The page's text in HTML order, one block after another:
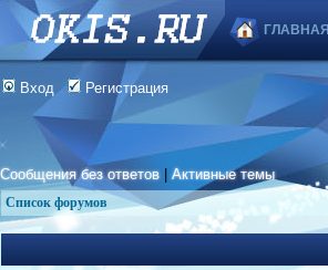
ГЛАВНАЯ
Вход Регистрация
Сообщения без ответов |Активные темы
Список форумов